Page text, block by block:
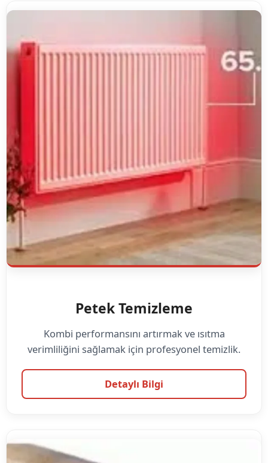
Petek Temizleme
Kombi performansını artırmak ve ısıtma
verimliliğini sağlamak için profesyonel temizlik.
Detaylı Bilgi